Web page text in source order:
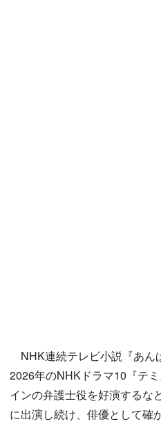
NHK連続テレビ小説『あん
2026年のNHKドラマ10『テ
インの弁護士役を好演するな
に出演し続け、俳優として確